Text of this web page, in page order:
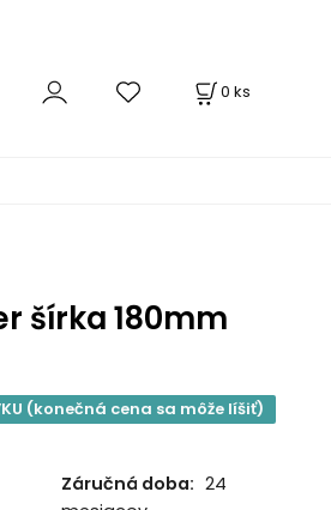
0 ks
šírka 180mm
(konečná cena sa môže líšiť)
Záručná doba: 24